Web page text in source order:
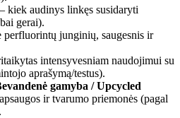
– kiek audinys linkęs susidaryti
gerai).
perfluorintų junginių, saugesnis ir
intensyvesniam naudojimui su
aprašymą/testus).
gamyba / Upcycled
ir tvarumo priemonės (pagal